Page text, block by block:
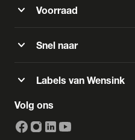
expand_more Voorraad
expand_more Snel naar
expand_more Labels van Wensink
Volg ons